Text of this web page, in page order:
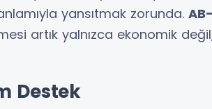
yansıtmak zorunda. AB-
artık yalnızca ekonomik
Destek